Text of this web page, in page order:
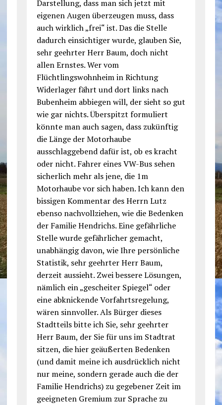
Darstellung, dass man sich jetzt mit
eigenen Augen überzeugen muss, dass
auch wirklich „frei“ ist. Das die Stelle
dadurch einsichtiger wurde, glauben Sie,
sehr geehrter Herr Baum, doch nicht
allen Ernstes. Wer vom
Flüchtlingswohnheim in Richtung
Widerlager fährt und dort links nach
Bubenheim abbiegen will, der sieht so gut
wie gar nichts. Überspitzt formuliert
könnte man auch sagen, dass zukünftig
die Länge der Motorhaube
ausschlaggebend dafür ist, ob es kracht
oder nicht. Fahrer eines VW-Bus sehen
sicherlich mehr als jene, die 1m
Motorhaube vor sich haben. Ich kann den
bissigen Kommentar des Herrn Lutz
ebenso nachvollziehen, wie die Bedenken
der Familie Hendrichs. Eine gefährliche
Stelle wurde gefährlicher gemacht,
unabhängig davon, wie Ihre persönliche
Statistik, sehr geehrter Herr Baum,
derzeit aussieht. Zwei bessere Lösungen,
nämlich ein „gescheiter Spiegel“ oder
eine abknickende Vorfahrtsregelung,
wären sinnvoller. Als Bürger dieses
Stadtteils bitte ich Sie, sehr geehrter
Herr Baum, der Sie für uns im Stadtrat
sitzen, die hier geäußerten Bedenken
(und damit meine ich ausdrücklich nicht
nur meine, sondern gerade auch die der
Familie Hendrichs) zu gegebener Zeit im
geeigneten Gremium zur Sprache zu